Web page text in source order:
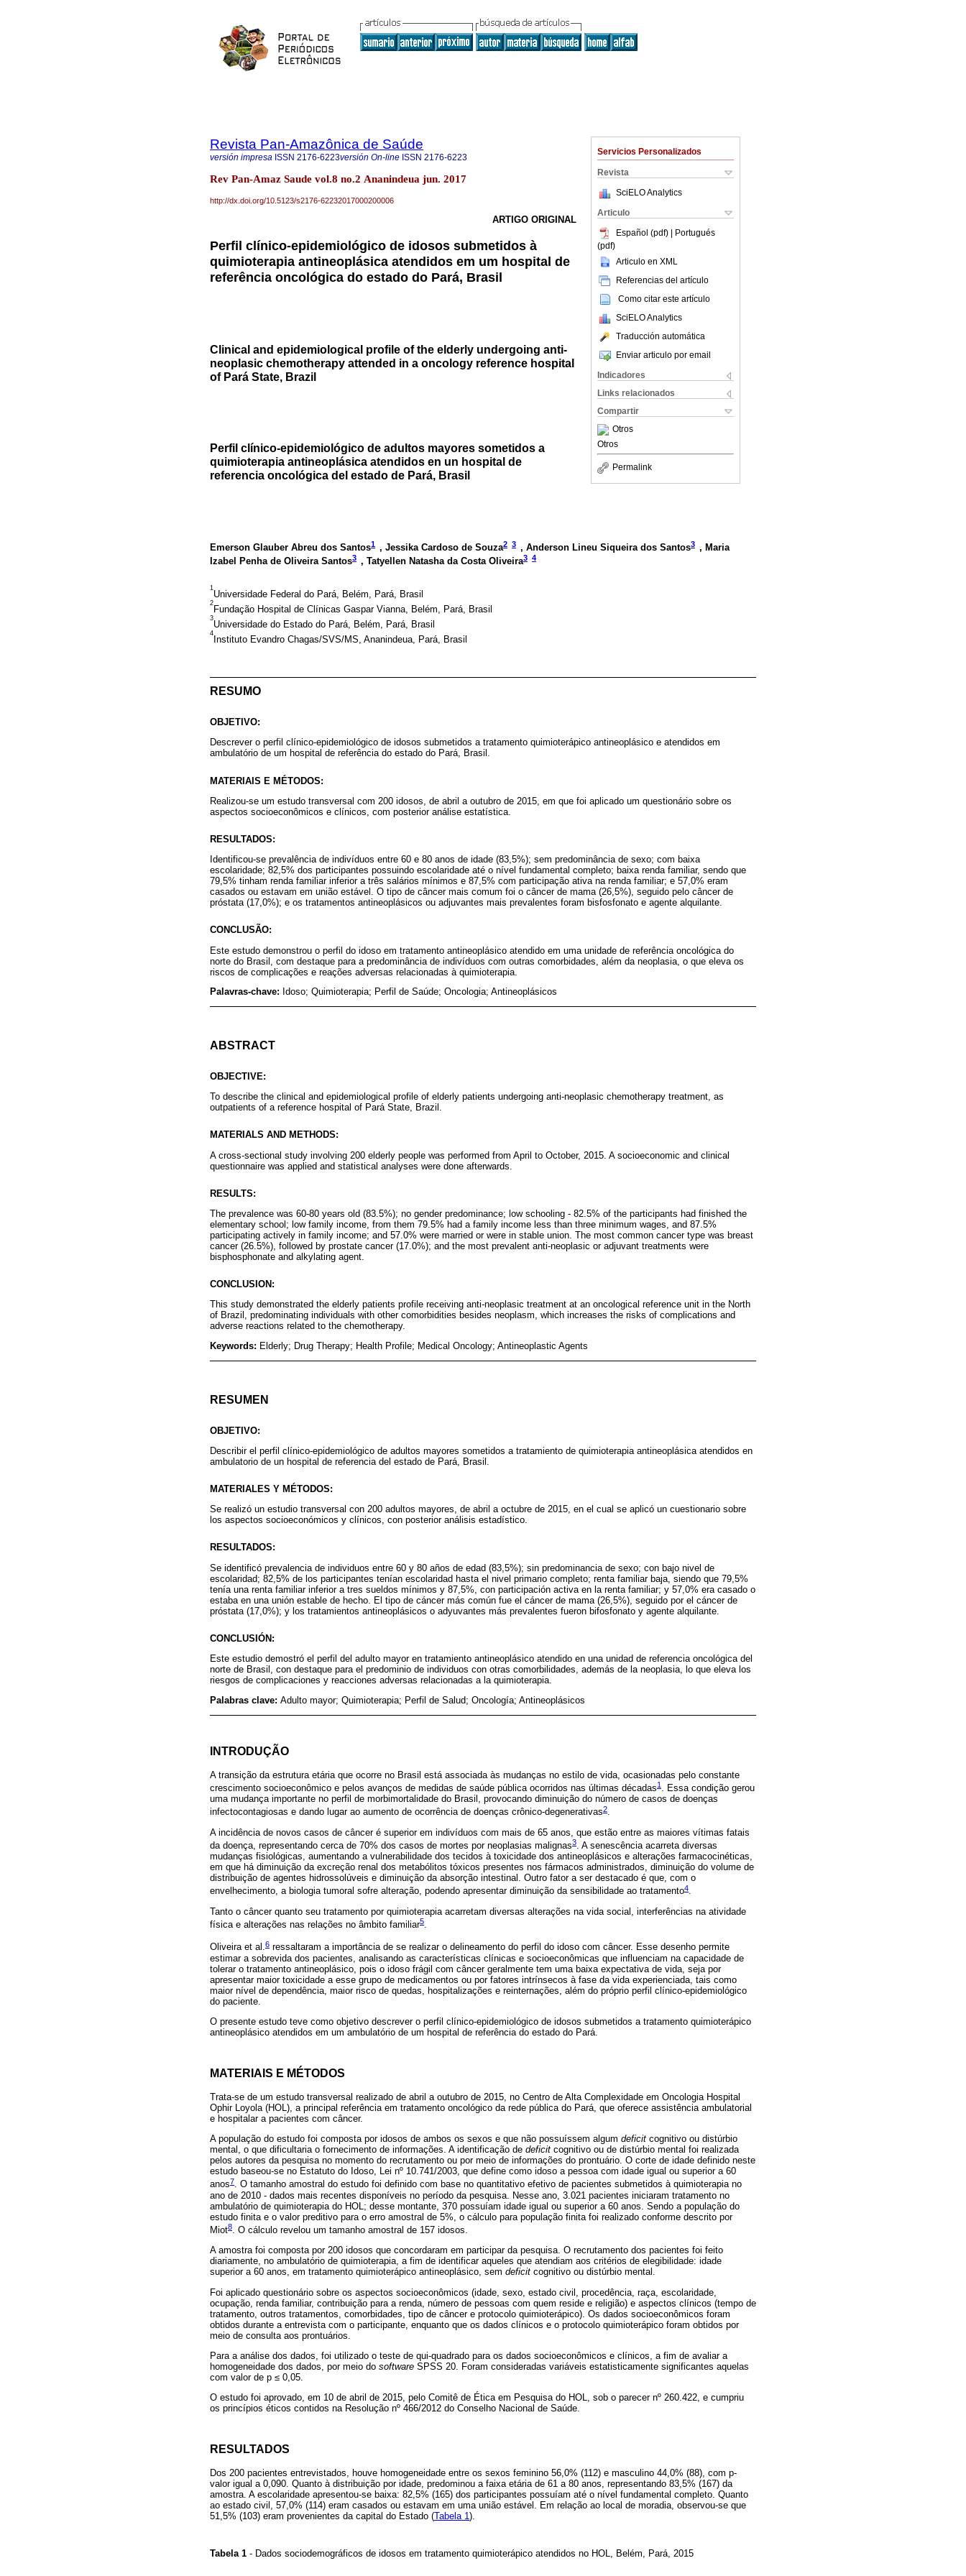
Servicios Personalizados
Revista
SciELO Analytics
Articulo
Español (pdf) | Portugués
(pdf)
Articulo en XML
Referencias del artículo
Como citar este artículo
SciELO Analytics
Traducción automática
Enviar articulo por email
Indicadores
Links relacionados
Compartir
Otros
Otros
Permalink
Revista Pan-Amazônica de Saúde
versión impresa ISSN 2176-6223versión On-line ISSN 2176-6223
Rev Pan-Amaz Saude vol.8 no.2 Ananindeua jun. 2017
http://dx.doi.org/10.5123/s2176-62232017000200006
ARTIGO ORIGINAL
Perfil clínico-epidemiológico de idosos submetidos à
quimioterapia antineoplásica atendidos em um hospital de
referência oncológica do estado do Pará, Brasil
Clinical and epidemiological profile of the elderly undergoing anti-
neoplasic chemotherapy attended in a oncology reference hospital
of Pará State, Brazil
Perfil clínico-epidemiológico de adultos mayores sometidos a
quimioterapia antineoplásica atendidos en un hospital de
referencia oncológica del estado de Pará, Brasil
Emerson Glauber Abreu dos Santos1 , Jessika Cardoso de Souza2 3 , Anderson Lineu Siqueira dos Santos3 , Maria
Izabel Penha de Oliveira Santos3 , Tatyellen Natasha da Costa Oliveira3 4
1
Universidade Federal do Pará, Belém, Pará, Brasil
2
Fundação Hospital de Clínicas Gaspar Vianna, Belém, Pará, Brasil
3
Universidade do Estado do Pará, Belém, Pará, Brasil
4
Instituto Evandro Chagas/SVS/MS, Ananindeua, Pará, Brasil
RESUMO
OBJETIVO:
Descrever o perfil clínico-epidemiológico de idosos submetidos a tratamento quimioterápico antineoplásico e atendidos em
ambulatório de um hospital de referência do estado do Pará, Brasil.
MATERIAIS E MÉTODOS:
Realizou-se um estudo transversal com 200 idosos, de abril a outubro de 2015, em que foi aplicado um questionário sobre os
aspectos socioeconômicos e clínicos, com posterior análise estatística.
RESULTADOS:
Identificou-se prevalência de indivíduos entre 60 e 80 anos de idade (83,5%); sem predominância de sexo; com baixa
escolaridade; 82,5% dos participantes possuindo escolaridade até o nível fundamental completo; baixa renda familiar, sendo que
79,5% tinham renda familiar inferior a três salários mínimos e 87,5% com participação ativa na renda familiar; e 57,0% eram
casados ou estavam em união estável. O tipo de câncer mais comum foi o câncer de mama (26,5%), seguido pelo câncer de
próstata (17,0%); e os tratamentos antineoplásicos ou adjuvantes mais prevalentes foram bisfosfonato e agente alquilante.
CONCLUSÃO:
Este estudo demonstrou o perfil do idoso em tratamento antineoplásico atendido em uma unidade de referência oncológica do
norte do Brasil, com destaque para a predominância de indivíduos com outras comorbidades, além da neoplasia, o que eleva os
riscos de complicações e reações adversas relacionadas à quimioterapia.
Palavras-chave: Idoso; Quimioterapia; Perfil de Saúde; Oncologia; Antineoplásicos
ABSTRACT
OBJECTIVE:
To describe the clinical and epidemiological profile of elderly patients undergoing anti-neoplasic chemotherapy treatment, as
outpatients of a reference hospital of Pará State, Brazil.
MATERIALS AND METHODS:
A cross-sectional study involving 200 elderly people was performed from April to October, 2015. A socioeconomic and clinical
questionnaire was applied and statistical analyses were done afterwards.
RESULTS:
The prevalence was 60-80 years old (83.5%); no gender predominance; low schooling - 82.5% of the participants had finished the
elementary school; low family income, from them 79.5% had a family income less than three minimum wages, and 87.5%
participating actively in family income; and 57.0% were married or were in stable union. The most common cancer type was breast
cancer (26.5%), followed by prostate cancer (17.0%); and the most prevalent anti-neoplasic or adjuvant treatments were
bisphosphonate and alkylating agent.
CONCLUSION:
This study demonstrated the elderly patients profile receiving anti-neoplasic treatment at an oncological reference unit in the North
of Brazil, predominating individuals with other comorbidities besides neoplasm, which increases the risks of complications and
adverse reactions related to the chemotherapy.
Keywords: Elderly; Drug Therapy; Health Profile; Medical Oncology; Antineoplastic Agents
RESUMEN
OBJETIVO:
Describir el perfil clínico-epidemiológico de adultos mayores sometidos a tratamiento de quimioterapia antineoplásica atendidos en
ambulatorio de un hospital de referencia del estado de Pará, Brasil.
MATERIALES Y MÉTODOS:
Se realizó un estudio transversal con 200 adultos mayores, de abril a octubre de 2015, en el cual se aplicó un cuestionario sobre
los aspectos socioeconómicos y clínicos, con posterior análisis estadístico.
RESULTADOS:
Se identificó prevalencia de individuos entre 60 y 80 años de edad (83,5%); sin predominancia de sexo; con bajo nivel de
escolaridad; 82,5% de los participantes tenían escolaridad hasta el nivel primario completo; renta familiar baja, siendo que 79,5%
tenía una renta familiar inferior a tres sueldos mínimos y 87,5%, con participación activa en la renta familiar; y 57,0% era casado o
estaba en una unión estable de hecho. El tipo de cáncer más común fue el cáncer de mama (26,5%), seguido por el cáncer de
próstata (17,0%); y los tratamientos antineoplásicos o adyuvantes más prevalentes fueron bifosfonato y agente alquilante.
CONCLUSIÓN:
Este estudio demostró el perfil del adulto mayor en tratamiento antineoplásico atendido en una unidad de referencia oncológica del
norte de Brasil, con destaque para el predominio de individuos con otras comorbilidades, además de la neoplasia, lo que eleva los
riesgos de complicaciones y reacciones adversas relacionadas a la quimioterapia.
Palabras clave: Adulto mayor; Quimioterapia; Perfil de Salud; Oncología; Antineoplásicos
INTRODUÇÃO
A transição da estrutura etária que ocorre no Brasil está associada às mudanças no estilo de vida, ocasionadas pelo constante
crescimento socioeconômico e pelos avanços de medidas de saúde pública ocorridos nas últimas décadas1 . Essa condição gerou
uma mudança importante no perfil de morbimortalidade do Brasil, provocando diminuição do número de casos de doenças
infectocontagiosas e dando lugar ao aumento de ocorrência de doenças crônico-degenerativas2.
A incidência de novos casos de câncer é superior em indivíduos com mais de 65 anos, que estão entre as maiores vítimas fatais
da doença, representando cerca de 70% dos casos de mortes por neoplasias malignas3. A senescência acarreta diversas
mudanças fisiológicas, aumentando a vulnerabilidade dos tecidos à toxicidade dos antineoplásicos e alterações farmacocinéticas,
em que há diminuição da excreção renal dos metabólitos tóxicos presentes nos fármacos administrados, diminuição do volume de
distribuição de agentes hidrossolúveis e diminuição da absorção intestinal. Outro fator a ser destacado é que, com o
envelhecimento, a biologia tumoral sofre alteração, podendo apresentar diminuição da sensibilidade ao tratamento4.
Tanto o câncer quanto seu tratamento por quimioterapia acarretam diversas alterações na vida social, interferências na atividade
física e alterações nas relações no âmbito familiar5.
Oliveira et al.6 ressaltaram a importância de se realizar o delineamento do perfil do idoso com câncer. Esse desenho permite
estimar a sobrevida dos pacientes, analisando as características clínicas e socioeconômicas que influenciam na capacidade de
tolerar o tratamento antineoplásico, pois o idoso frágil com câncer geralmente tem uma baixa expectativa de vida, seja por
apresentar maior toxicidade a esse grupo de medicamentos ou por fatores intrínsecos à fase da vida experienciada, tais como
maior nível de dependência, maior risco de quedas, hospitalizações e reinternações, além do próprio perfil clínico-epidemiológico
do paciente.
O presente estudo teve como objetivo descrever o perfil clínico-epidemiológico de idosos submetidos a tratamento quimioterápico
antineoplásico atendidos em um ambulatório de um hospital de referência do estado do Pará.
MATERIAIS E MÉTODOS
Trata-se de um estudo transversal realizado de abril a outubro de 2015, no Centro de Alta Complexidade em Oncologia Hospital
Ophir Loyola (HOL), a principal referência em tratamento oncológico da rede pública do Pará, que oferece assistência ambulatorial
e hospitalar a pacientes com câncer.
A população do estudo foi composta por idosos de ambos os sexos e que não possuíssem algum deficit cognitivo ou distúrbio
mental, o que dificultaria o fornecimento de informações. A identificação de deficit cognitivo ou de distúrbio mental foi realizada
pelos autores da pesquisa no momento do recrutamento ou por meio de informações do prontuário. O corte de idade definido neste
estudo baseou-se no Estatuto do Idoso, Lei nº 10.741/2003, que define como idoso a pessoa com idade igual ou superior a 60
anos7. O tamanho amostral do estudo foi definido com base no quantitativo efetivo de pacientes submetidos à quimioterapia no
ano de 2010 - dados mais recentes disponíveis no período da pesquisa. Nesse ano, 3.021 pacientes iniciaram tratamento no
ambulatório de quimioterapia do HOL; desse montante, 370 possuíam idade igual ou superior a 60 anos. Sendo a população do
estudo finita e o valor preditivo para o erro amostral de 5%, o cálculo para população finita foi realizado conforme descrito por
Miot8. O cálculo revelou um tamanho amostral de 157 idosos.
A amostra foi composta por 200 idosos que concordaram em participar da pesquisa. O recrutamento dos pacientes foi feito
diariamente, no ambulatório de quimioterapia, a fim de identificar aqueles que atendiam aos critérios de elegibilidade: idade
superior a 60 anos, em tratamento quimioterápico antineoplásico, sem deficit cognitivo ou distúrbio mental.
Foi aplicado questionário sobre os aspectos socioeconômicos (idade, sexo, estado civil, procedência, raça, escolaridade,
ocupação, renda familiar, contribuição para a renda, número de pessoas com quem reside e religião) e aspectos clínicos (tempo de
tratamento, outros tratamentos, comorbidades, tipo de câncer e protocolo quimioterápico). Os dados socioeconômicos foram
obtidos durante a entrevista com o participante, enquanto que os dados clínicos e o protocolo quimioterápico foram obtidos por
meio de consulta aos prontuários.
Para a análise dos dados, foi utilizado o teste de qui-quadrado para os dados socioeconômicos e clínicos, a fim de avaliar a
homogeneidade dos dados, por meio do software SPSS 20. Foram consideradas variáveis estatisticamente significantes aquelas
com valor de p ≤ 0,05.
O estudo foi aprovado, em 10 de abril de 2015, pelo Comitê de Ética em Pesquisa do HOL, sob o parecer nº 260.422, e cumpriu
os princípios éticos contidos na Resolução nº 466/2012 do Conselho Nacional de Saúde.
RESULTADOS
Dos 200 pacientes entrevistados, houve homogeneidade entre os sexos feminino 56,0% (112) e masculino 44,0% (88), com p-
valor igual a 0,090. Quanto à distribuição por idade, predominou a faixa etária de 61 a 80 anos, representando 83,5% (167) da
amostra. A escolaridade apresentou-se baixa: 82,5% (165) dos participantes possuíam até o nível fundamental completo. Quanto
ao estado civil, 57,0% (114) eram casados ou estavam em uma união estável. Em relação ao local de moradia, observou-se que
51,5% (103) eram provenientes da capital do Estado (Tabela 1).
Tabela 1 - Dados sociodemográficos de idosos em tratamento quimioterápico atendidos no HOL, Belém, Pará, 2015